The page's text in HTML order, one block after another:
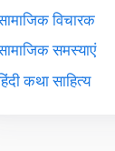
विचारक
समस्याएं
कथा साहित्य